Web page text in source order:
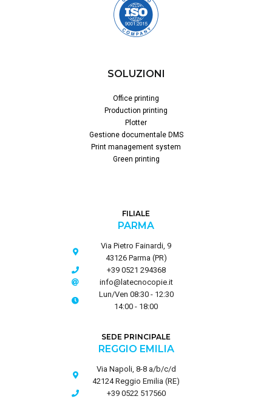
SOLUZIONI
Office printing
Production printing
Plotter
Gestione documentale DMS
Print management system
Green printing
FILIALE
PARMA
Via Pietro Fainardi, 9
43126 Parma (PR)
+39 0521 294368
info@latecnocopie.it
Lun/Ven 08:30 - 12:30
14:00 - 18:00
SEDE PRINCIPALE
REGGIO EMILIA
Via Napoli, 8-8 a/b/c/d
42124 Reggio Emilia (RE)
+39 0522 517560